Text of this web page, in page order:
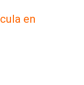
en